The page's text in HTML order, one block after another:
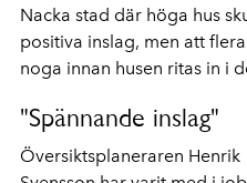
Nacka stad där höga hus
positiva inslag, men att
noga innan husen ritas in i
"Spännande inslag"
Översiktsplaneraren Henrik